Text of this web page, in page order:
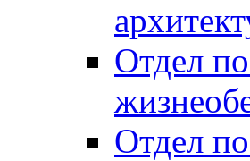
Отдел
Отдел